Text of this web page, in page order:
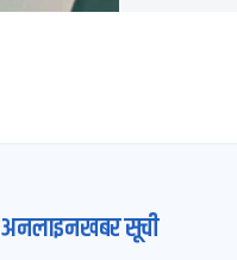
अनलाइनखबर सूची